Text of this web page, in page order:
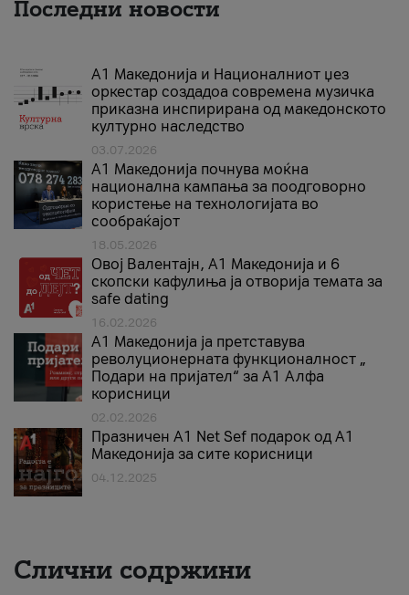
Последни новости
А1 Македонија и Националниот џез
оркестар создадоа современа музичка
приказна инспирирана од македонското
културно наследство
03.07.2026
A1 Македонија почнува моќна
национална кампања за поодговорно
користење на технологијата во
сообраќајот
18.05.2026
Овој Валентајн, A1 Македонија и 6
скопски кафулиња ја отворија темата за
safe dating
16.02.2026
А1 Македонија ја претставува
револуционерната функционалност „
Подари на пријател“ за А1 Алфа
корисници
02.02.2026
Празничен A1 Net Sеf подарок од А1
Македонија за сите корисници
04.12.2025
Слични содржини